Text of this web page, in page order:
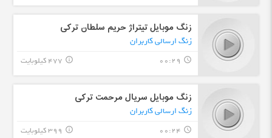
زنگ موبایل تیتراژ حریم سلطان ترکی
زنگ ارسالی کاربران
query_builder
00:29 477 کیلوبایت info_outline
زنگ موبایل سریال مرحمت ترکی
زنگ ارسالی کاربران
query_builder
00:24 399 کیلوبایت info_outline